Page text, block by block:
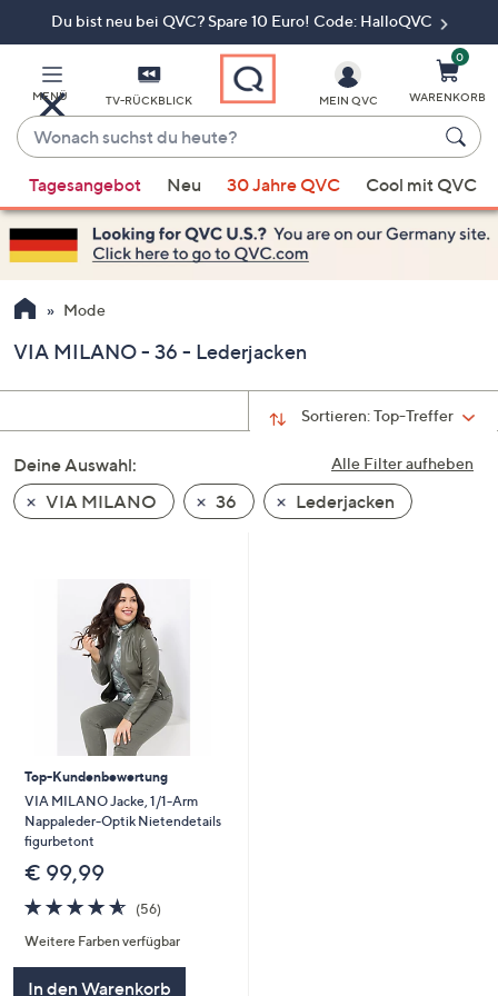
Du bist neu bei QVC? Spare 10 Euro! Code: HalloQVC
MENÜ TV-RÜCKBLICK
Wonach
suchst
du
heute?
Vorschläge
verfügbar
sind,
verwenden
Sie
Pfeiltasten
nach
und
nach
unten
oder
Geräten
um
diese
anzuzeigen.
MEIN QVC
0
WARENKORB
Tagesangebot Neu 30 Jahre QVC Cool mit QVC
Mode
VIA MILANO - 36 - Lederjacken
Sortieren:Top-Treffer
Alle Filter aufheben
Deine Auswahl:
VIA MILANO
36 Lederjacken
Top-Kundenbewertung
VIA MILANO Jacke, 1/1-Arm
Nappaleder-Optik Nietendetails
figurbetont
€ 99,99
4.6
von
5
(56)56
Weitere Farben verfügbar
In den Warenkorb